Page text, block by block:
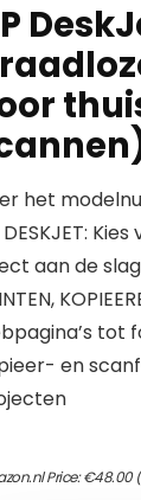
het
DESKJET:
aan de
tot
en
Price:€48.00